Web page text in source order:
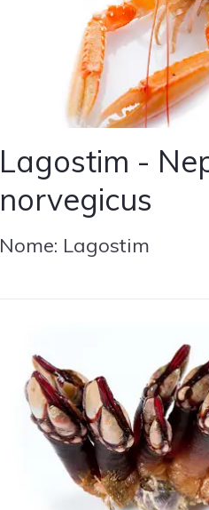
Lagostim -
norvegicus
Nome: Lagostim